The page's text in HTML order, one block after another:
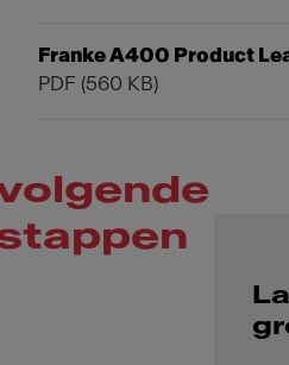
Franke A400 Product
PDF (560 KB)